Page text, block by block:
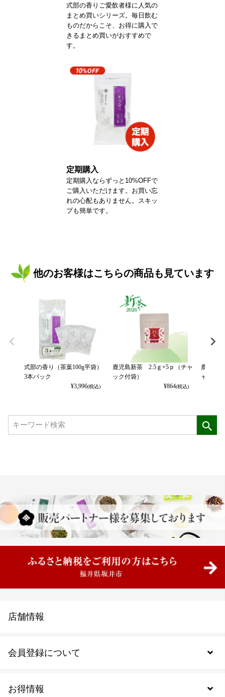
式部の香りご愛飲者様に人気の
まとめ買いシリーズ。毎日飲む
ものだからこそ、お得に購入で
きるまとめ買いがおすすめで
す。
定期購入
定期購入ならずっと10%OFFで
ご購入いただけます。お買い忘
れの心配もありません。スキッ
プも簡単です。
他のお客様はこちらの商品も見ています
式部の香り（茶葉100g平袋）
3本パック
¥3,996(税込)
鹿児島新茶 2.5ｇ×5ｐ（チャ
ック付袋）
¥864(税込)
鹿児島
ャック
お得情報
会員登録について
店舗情報